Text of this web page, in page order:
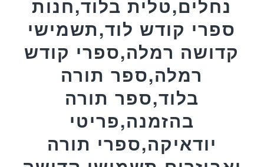
נחלים,טלית בלוד,חנות
ספרי קודש לוד,תשמישי
קדושה רמלה,ספרי קודש
רמלה,ספר תורה
בלוד,ספר תורה
בהזמנה,פריטי
יודאיקה,ספרי תורה